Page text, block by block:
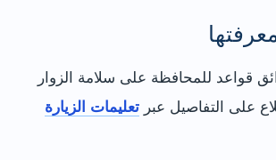
قواعد للمحافظة على سلامة الزوار
على التفاصيل عبر تعليمات الزيارة